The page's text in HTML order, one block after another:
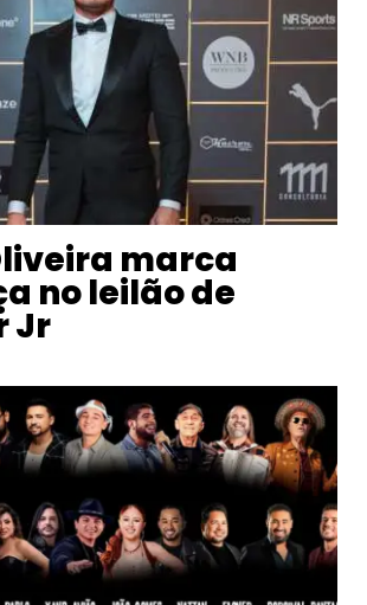
marca
no leilão de
Jr